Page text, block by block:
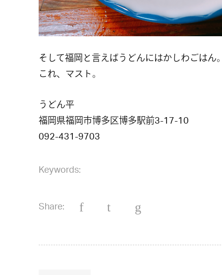
そして福岡と言えばうどんにはかしわごはん。
これ、マスト。
うどん平
福岡県福岡市博多区博多駅前3-17-10
092-431-9703
Keywords:
Share: